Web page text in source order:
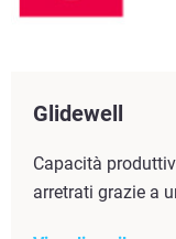
Glidewell
Capacità
arretrati grazie a